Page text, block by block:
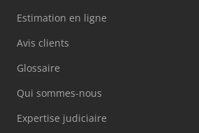
Estimation en ligne
Avis clients
Glossaire
Qui sommes-nous
Expertise judiciaire